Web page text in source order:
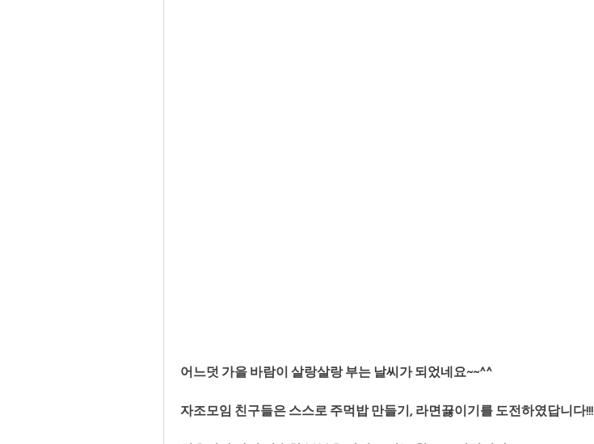
어느덧 가을 바람이 살랑살랑 부는 날씨가 되었네요~~^^
자조모임 친구들은 스스로 주먹밥 만들기, 라면끓이기를 도전하였답니다!!!